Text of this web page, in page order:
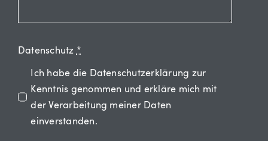
Datenschutz *
Ich habe die Datenschutzerklärung zur
Kenntnis genommen und erkläre mich mit
der Verarbeitung meiner Daten
einverstanden.